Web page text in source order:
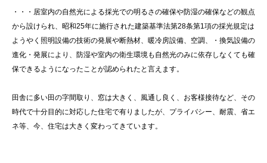
・・・居室内の自然光による採光での明るさの確保や防湿の確保などの観点
から設けられ、昭和25年に施行された建築基準法第28条第1項の採光規定は
ようやく照明設備の技術の発展や断熱材、暖冷房設備、空調、・換気設備の
進化・発展により、防湿や室内の衛生環境も自然光のみに依存しなくても確
保できるようになったことが認められたと言えます。
田舎に多い田の字間取り、窓は大きく、風通し良く、お客様接待など、その
時代で十分目的に対応した住宅で有りましたが、プライバシー、耐震、省エ
ネ等、今、住宅は大きく変わってきています。